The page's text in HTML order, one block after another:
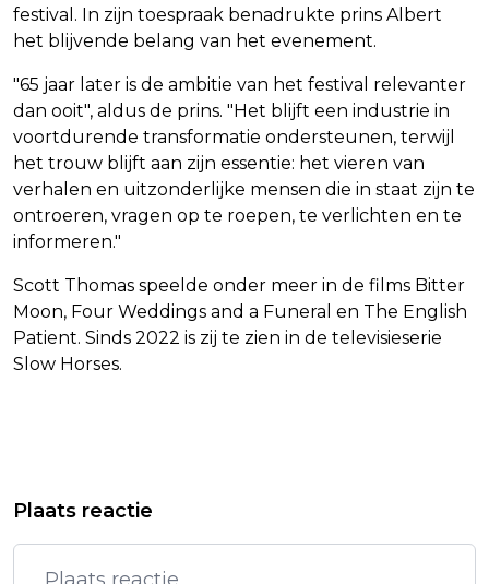
festival. In zijn toespraak benadrukte prins Albert
het blijvende belang van het evenement.
"65 jaar later is de ambitie van het festival relevanter
dan ooit", aldus de prins. "Het blijft een industrie in
voortdurende transformatie ondersteunen, terwijl
het trouw blijft aan zijn essentie: het vieren van
verhalen en uitzonderlijke mensen die in staat zijn te
ontroeren, vragen op te roepen, te verlichten en te
informeren."
Scott Thomas speelde onder meer in de films Bitter
Moon, Four Weddings and a Funeral en The English
Patient. Sinds 2022 is zij te zien in de televisieserie
Slow Horses.
MEDVEDEV EN BEREIKT FINALE IN
KRISTIN SCOTT THOMAS ONTVANGT
PRIJS UIT HANDEN VAN PRINS
Plaats reactie